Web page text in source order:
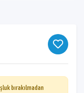
bırakılmadan